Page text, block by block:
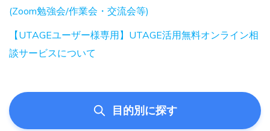
(Zoom勉強会/作業会・交流会等)
【UTAGEユーザー様専用】UTAGE活用無料オンライン相
談サービスについて
目的別に探す